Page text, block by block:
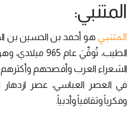
المتنبي:
المتنبي هو أحمد بن الحسين بن
الطيب، تُوفِّيَ
الشعراء العرب وأفصحهم وأكثرهم
في العصر العباسي، عصر ازدهار
وفكرياً وثقافياً وأدبياً.